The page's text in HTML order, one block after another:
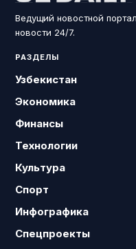
Ведущий новостной
новости 24/7.
РАЗДЕЛЫ
Узбекистан
Экономика
Финансы
Технологии
Культура
Спорт
Инфографика
Спецпроекты